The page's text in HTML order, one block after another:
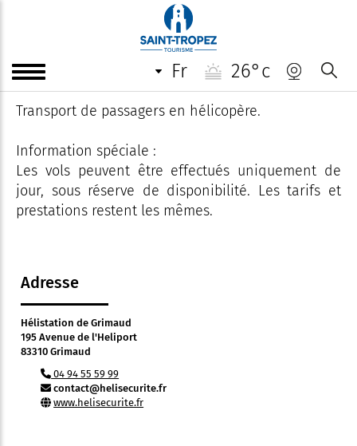
fr 26°c
Heli Sécurité Saint-Tropez
Transport de passagers.
Transport de passagers en hélicopère.
Information spéciale :
Les vols peuvent être effectués uniquement de
jour, sous réserve de disponibilité. Les tarifs et
prestations restent les mêmes.
Adresse
Hélistation de Grimaud
195 Avenue de l'Heliport
83310 Grimaud
04 94 55 59 99
contact@helisecurite.fr
www.helisecurite.fr